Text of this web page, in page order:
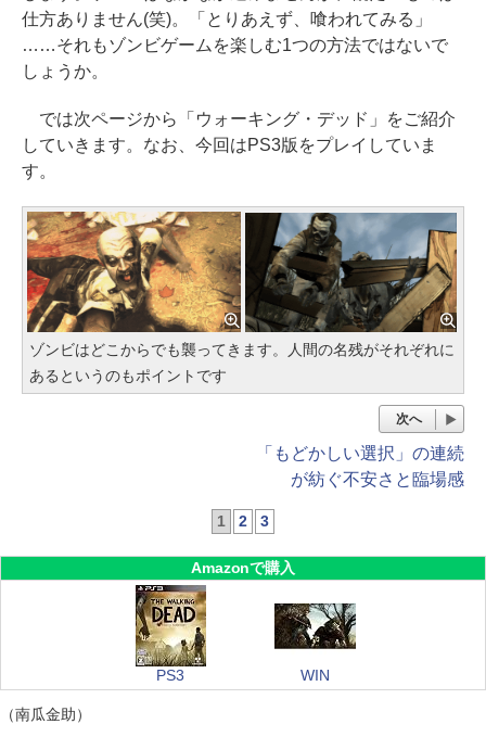
仕方ありません(笑)。「とりあえず、喰われてみる」
……それもゾンビゲームを楽しむ1つの方法ではないで
しょうか。
では次ページから「ウォーキング・デッド」をご紹介
していきます。なお、今回はPS3版をプレイしていま
す。
ゾンビはどこからでも襲ってきます。人間の名残がそれぞれに
あるというのもポイントです
次へ
「もどかしい選択」の連続
が紡ぐ不安さと臨場感
1 2 3
Amazonで購入
PS3 WIN
（南瓜金助）